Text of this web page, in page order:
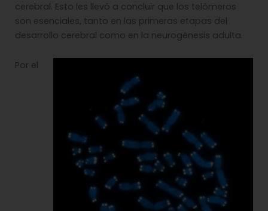
cerebral. Esto les llevó a concluir que los telómeros
son esenciales, tanto en las primeras etapas del
desarrollo cerebral como en la neurogénesis adulta.
Por el